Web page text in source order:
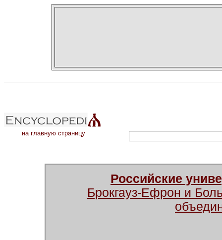
на главную страницу
Российские
Брокгауз-Ефрон и